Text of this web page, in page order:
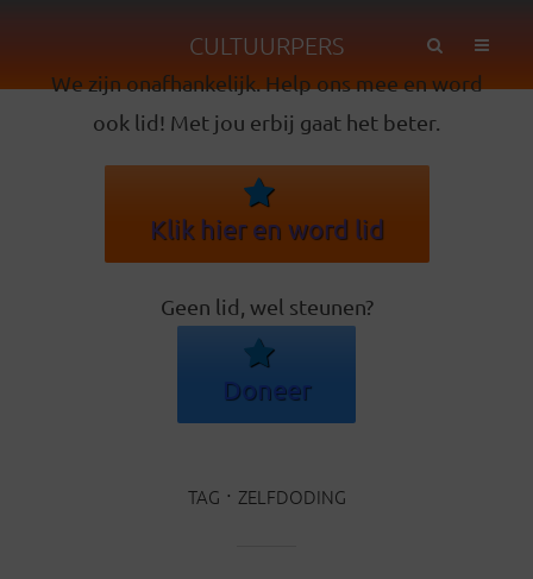
CULTUURPERS
We zijn onafhankelijk. Help ons mee en word
ook lid! Met jou erbij gaat het beter.
Klik hier en word lid
Geen lid, wel steunen?
Doneer
TAG ZELFDODING